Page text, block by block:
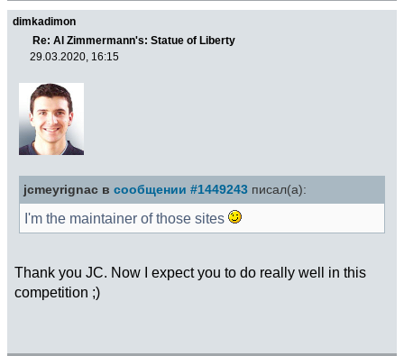
dimkadimon
Re: Al Zimmermann's: Statue of Liberty
29.03.2020, 16:15
jcmeyrignac в сообщении #1449243 писал(а):
I'm the maintainer of those sites
Thank you JC. Now I expect you to do really well in this
competition ;)